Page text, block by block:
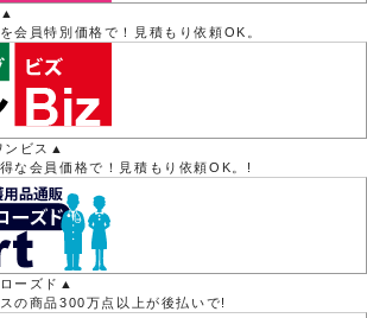
会員特別価格で！見積もり依頼OK。
ンビス▲
な会員価格で！見積もり依頼OK。!
ーズド▲
の商品300万点以上が後払いで!